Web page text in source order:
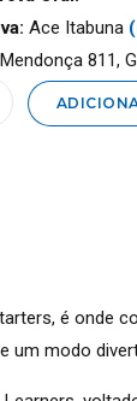
Ace Itabuna
Avenida
é onde
um modo